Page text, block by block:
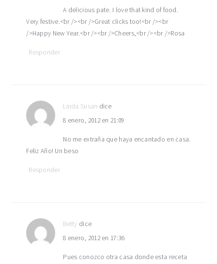
A delicious pate. I love that kind of food.
Very festive.<br /><br />Great clicks too!<br /><br
/>Happy New Year.<br /><br />Cheers,<br /><br />Rosa
Responder
Linda Susan dice
8 enero, 2012 en 21:09
No me extraña que haya encantado en casa.
Feliz Año! Un beso
Responder
Betty dice
8 enero, 2012 en 17:36
Pues conozco otra casa donde esta receta